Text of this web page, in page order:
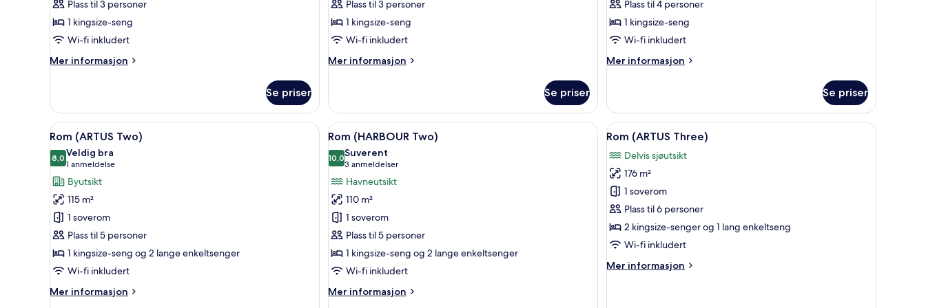
Plass til 3 personer
1 kingsize-seng
Wi-fi inkludert
Mer informasjon
Mer
Se priser
Plus)Plass til 3 personer
1 kingsize-seng
Wi-fi inkludert
Mer informasjon
Mer
(HARBOUR
One
Plus)
Se priser
One
Plus)
Plass til 4 personer
1 kingsize-seng
Wi-fi inkludert
Mer informasjon
Mer
(Grand
HARBOUR
One
Se priser
Åpne
alle
bildene
av
Rom
(ARTUS
Two)
Minibar, safe på rommet, skrivebord for bærbar PC og blendingsgardiner
9
Rom (ARTUS Two)
8,08,0 av 10
Veldig bra
1 anmeldelse
(1
anmeldelse)
Byutsikt
115 m²
1 soverom
Plass til 5 personer
1 kingsize-seng og 2 lange enkeltsenger
Wi-fi inkludert
Mer informasjon
Mer
Åpne
alle
bildene
av
Rom
(HARBOUR
Two)
11
Rom (HARBOUR Two)
10,010,0 av 10
Suverent
3 anmeldelser
(3
anmeldelser)
Havneutsikt
110 m²
1 soverom
Plass til 5 personer
1 kingsize-seng og 2 lange enkeltsenger
Wi-fi inkludert
Mer informasjon
Mer
Åpne
alle
bildene
av
Rom
(ARTUS
Three)
Minibar, safe på rommet, skrivebord for
10
Rom (ARTUS Three)
Delvis sjøutsikt
176 m²
1 soverom
Plass til 6 personer
2 kingsize-senger og 1 lang enkeltseng
Wi-fi inkludert
Mer informasjon
Mer